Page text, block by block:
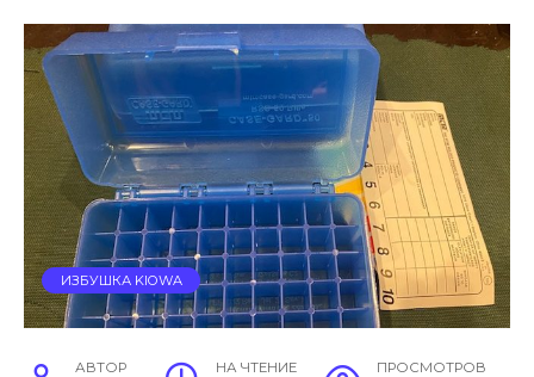
ИЗБУШКА KIOWA
АВТОР НА ЧТЕНИЕ ПРОСМОТРОВ